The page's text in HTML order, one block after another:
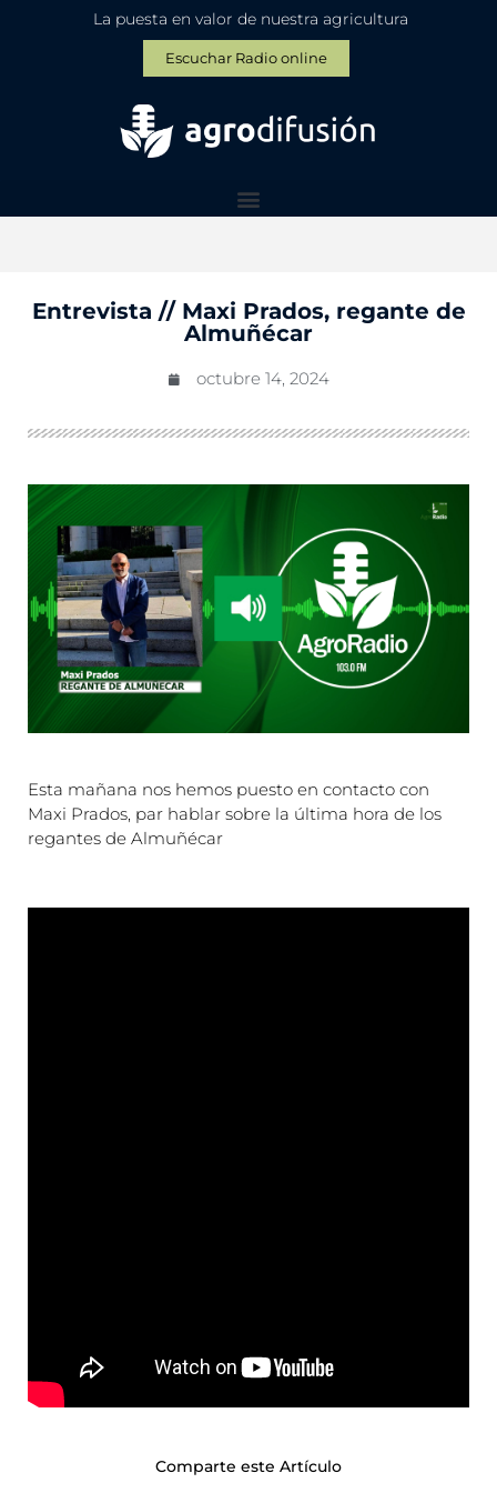
La puesta en valor de nuestra agricultura
Escuchar Radio online
Entrevista // Maxi Prados, regante de
Almuñécar
octubre 14, 2024
Esta mañana nos hemos puesto en contacto con
Maxi Prados, par hablar sobre la última hora de los
regantes de Almuñécar
Comparte este Artículo